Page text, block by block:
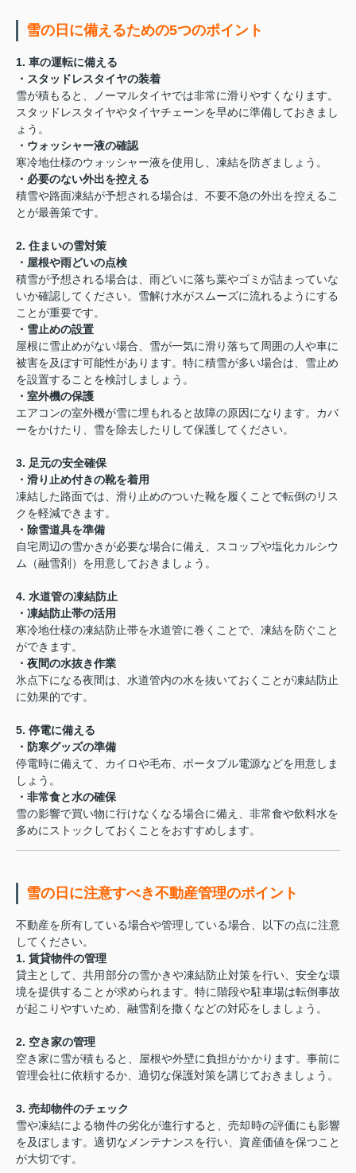
雪の日に備えるための5つのポイント
1. 車の運転に備える
・スタッドレスタイヤの装着
雪が積もると、ノーマルタイヤでは非常に滑りやすくなります。
スタッドレスタイヤやタイヤチェーンを早めに準備しておきまし
ょう。
・ウォッシャー液の確認
寒冷地仕様のウォッシャー液を使用し、凍結を防ぎましょう。
・必要のない外出を控える
積雪や路面凍結が予想される場合は、不要不急の外出を控えるこ
とが最善策です。
2. 住まいの雪対策
・屋根や雨どいの点検
積雪が予想される場合は、雨どいに落ち葉やゴミが詰まっていな
いか確認してください。雪解け水がスムーズに流れるようにする
ことが重要です。
・雪止めの設置
屋根に雪止めがない場合、雪が一気に滑り落ちて周囲の人や車に
被害を及ぼす可能性があります。特に積雪が多い場合は、雪止め
を設置することを検討しましょう。
・室外機の保護
エアコンの室外機が雪に埋もれると故障の原因になります。カバ
ーをかけたり、雪を除去したりして保護してください。
3. 足元の安全確保
・滑り止め付きの靴を着用
凍結した路面では、滑り止めのついた靴を履くことで転倒のリス
クを軽減できます。
・除雪道具を準備
自宅周辺の雪かきが必要な場合に備え、スコップや塩化カルシウ
ム（融雪剤）を用意しておきましょう。
4. 水道管の凍結防止
・凍結防止帯の活用
寒冷地仕様の凍結防止帯を水道管に巻くことで、凍結を防ぐこと
ができます。
・夜間の水抜き作業
氷点下になる夜間は、水道管内の水を抜いておくことが凍結防止
に効果的です。
5. 停電に備える
・防寒グッズの準備
停電時に備えて、カイロや毛布、ポータブル電源などを用意しま
しょう。
・非常食と水の確保
雪の影響で買い物に行けなくなる場合に備え、非常食や飲料水を
多めにストックしておくことをおすすめします。
雪の日に注意すべき不動産管理のポイント
不動産を所有している場合や管理している場合、以下の点に注意
してください。
1. 賃貸物件の管理
貸主として、共用部分の雪かきや凍結防止対策を行い、安全な環
境を提供することが求められます。特に階段や駐車場は転倒事故
が起こりやすいため、融雪剤を撒くなどの対応をしましょう。
2. 空き家の管理
空き家に雪が積もると、屋根や外壁に負担がかかります。事前に
管理会社に依頼するか、適切な保護対策を講じておきましょう。
3. 売却物件のチェック
雪や凍結による物件の劣化が進行すると、売却時の評価にも影響
を及ぼします。適切なメンテナンスを行い、資産価値を保つこと
が大切です。